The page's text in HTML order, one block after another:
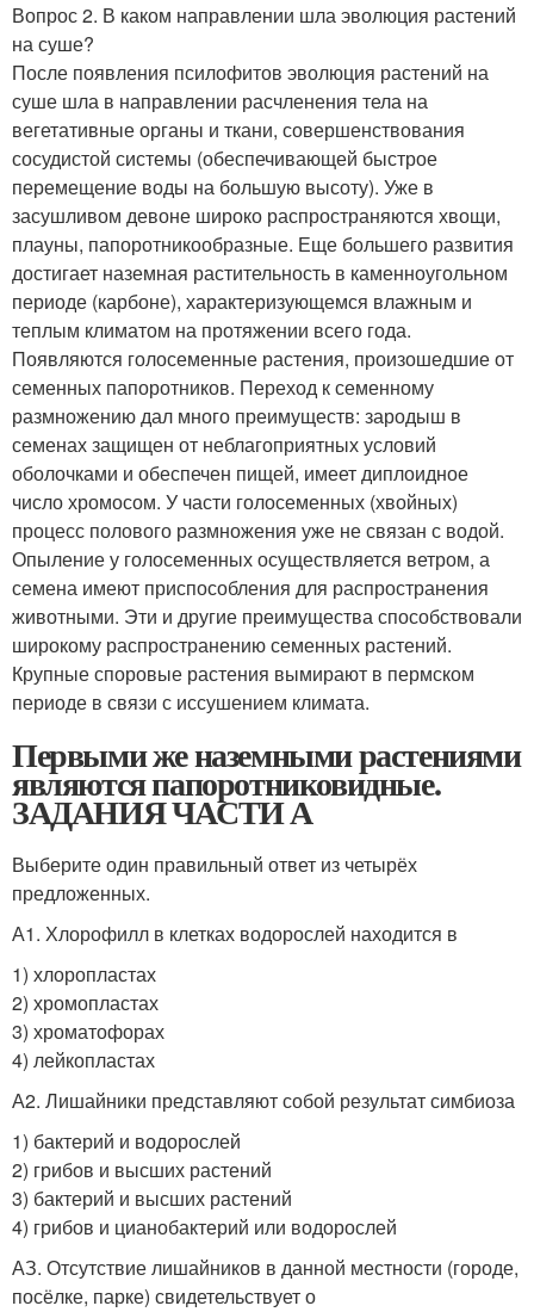
Вопрос 2. В каком направлении шла эволюция растений
на суше?
После появления псилофитов эволюция растений на
суше шла в направлении расчленения тела на
вегетативные органы и ткани, совершенствования
сосудистой системы (обеспечивающей быстрое
перемещение воды на большую высоту). Уже в
засушливом девоне широко распространяются хвощи,
плауны, папоротникообразные. Еще большего развития
достигает наземная растительность в каменноугольном
периоде (карбоне), характеризующемся влажным и
теплым климатом на протяжении всего года.
Появляются голосеменные растения, произошедшие от
семенных папоротников. Переход к семенному
размножению дал много преимуществ: зародыш в
семенах защищен от неблагоприятных условий
оболочками и обеспечен пищей, имеет диплоидное
число хромосом. У части голосеменных (хвойных)
процесс полового размножения уже не связан с водой.
Опыление у голосеменных осуществляется ветром, а
семена имеют приспособления для распространения
животными. Эти и другие преимущества способствовали
широкому распространению семенных растений.
Крупные споровые растения вымирают в пермском
периоде в связи с иссушением климата.
Первыми же наземными растениями
являются папоротниковидные.
ЗАДАНИЯ ЧАСТИ А
Выберите один правильный ответ из четырёх
предложенных.
А1. Хлорофилл в клетках водорослей находится в
1) хлоропластах
2) хромопластах
3) хроматофорах
4) лейкопластах
А2. Лишайники представляют собой результат симбиоза
1) бактерий и водорослей
2) грибов и высших растений
3) бактерий и высших растений
4) грибов и цианобактерий или водорослей
АЗ. Отсутствие лишайников в данной местности (городе,
посёлке, парке) свидетельствует о